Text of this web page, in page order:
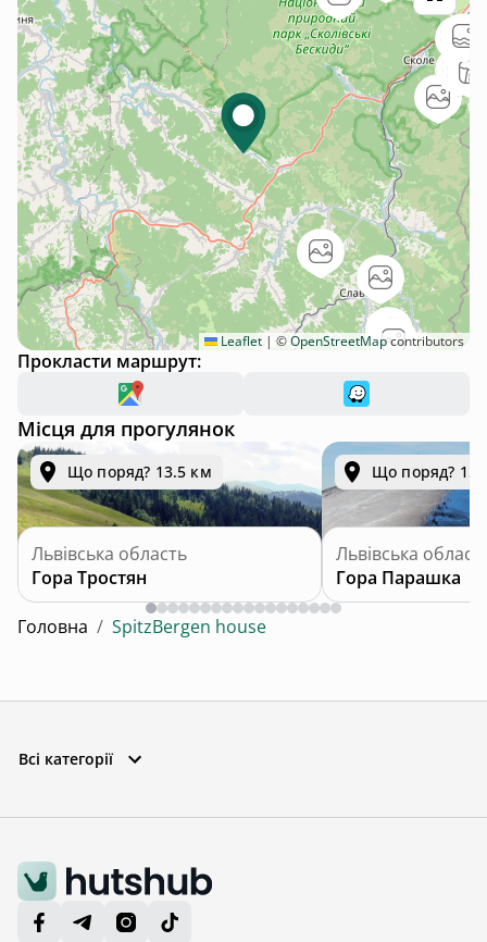
Leaflet | ©OpenStreetMapcontributors
Прокласти маршрут:
Місця для прогулянок
Що поряд? 13.5 км
Львівська область
Гора Тростян
Що поряд?
Львівська
Гора Парашка
Головна / SpitzBergen house
Всі категорії